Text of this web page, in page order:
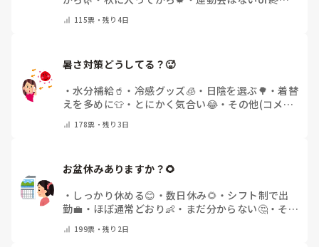
115票・残り4日
暑さ対策どうしてる？🥵
・水分補給🥤 ・ 冷感グッズ🧊 ・ 日陰を選ぶ🌳 ・着替
えを多めに👕 ・ とにかく気合い😂・ その他(コメン
178票・残り3日
お盆休みありますか？🌻
・ しっかり休める😊 ・ 数日休み🌻 ・ シフト制で出
勤💼 ・ ほぼ通常どおり👶 ・ まだ分からない🤔・ その
199票・残り2日